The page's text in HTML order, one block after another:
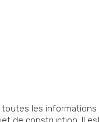
les informations